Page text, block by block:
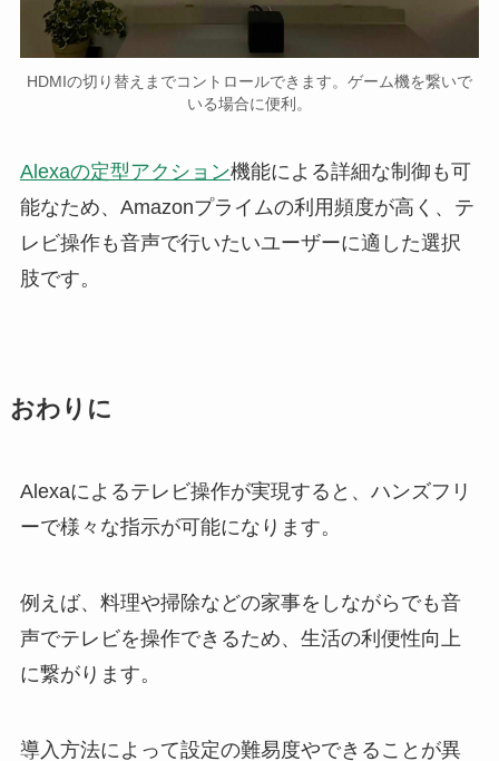
HDMIの切り替えまでコントロールできます。ゲーム機を繋いで
いる場合に便利。
Alexaの定型アクション機能による詳細な制御も可
能なため、Amazonプライムの利用頻度が高く、テ
レビ操作も音声で行いたいユーザーに適した選択
肢です。
おわりに
Alexaによるテレビ操作が実現すると、ハンズフリ
ーで様々な指示が可能になります。
例えば、料理や掃除などの家事をしながらでも音
声でテレビを操作できるため、生活の利便性向上
に繋がります。
導入方法によって設定の難易度やできることが異